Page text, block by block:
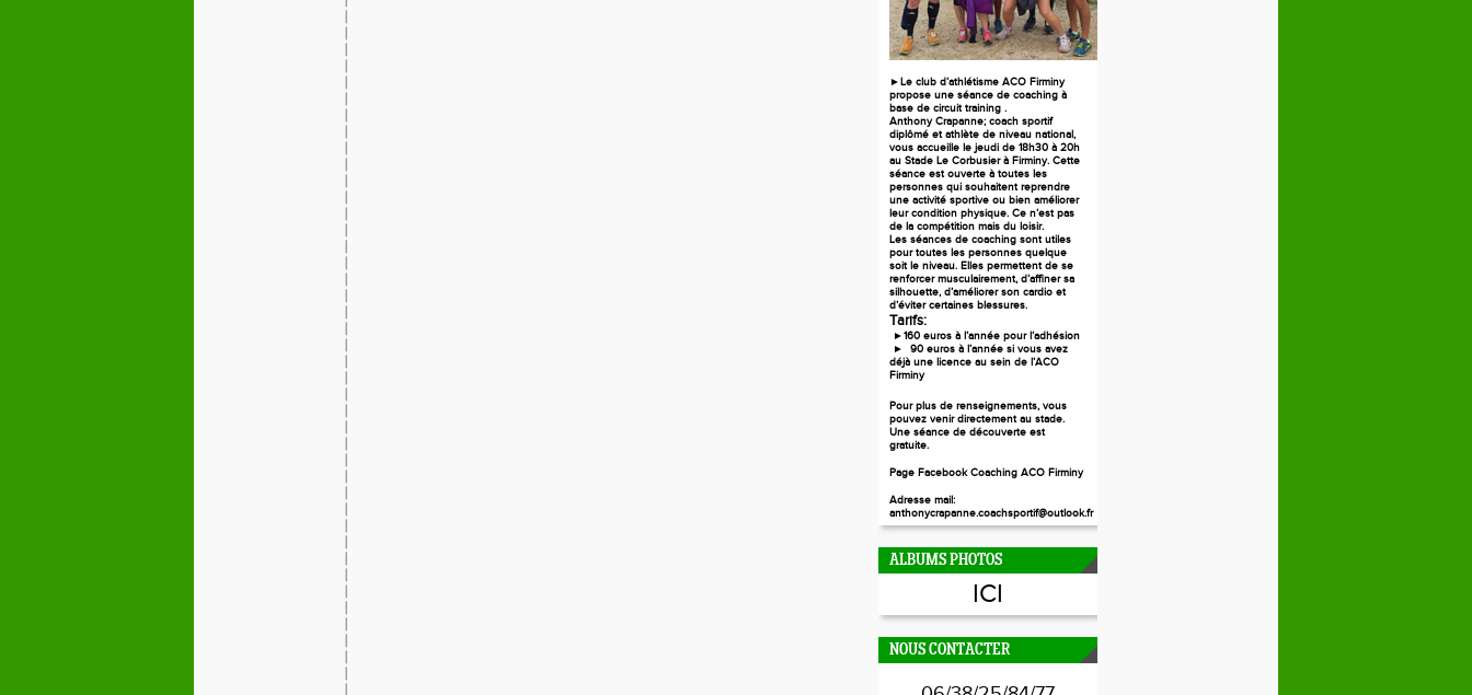
►Le club d’athlétisme ACO Firminy
propose une séance de coaching à
base de circuit training .
Anthony Crapanne; coach sportif
diplômé et athlète de niveau national,
vous accueille le jeudi de 18h30 à 20h
au Stade Le Corbusier à Firminy. Cette
séance est ouverte à toutes les
personnes qui souhaitent reprendre
une activité sportive ou bien améliorer
leur condition physique. Ce n’est pas
de la compétition mais du loisir.
Les séances de coaching sont utiles
pour toutes les personnes quelque
soit le niveau. Elles permettent de se
renforcer musculairement, d’affiner sa
silhouette, d’améliorer son cardio et
d’éviter certaines blessures.
Tarifs:
►160 euros à l’année pour l’adhésion
► 90 euros à l’année si vous avez
déjà une licence au sein de l’ACO
Firminy
Pour plus de renseignements, vous
pouvez venir directement au stade.
Une séance de découverte est
gratuite.
Page Facebook Coaching ACO Firminy
Adresse mail:
anthonycrapanne.coachsportif@outlook.fr
ALBUMS PHOTOS
ICI
NOUS CONTACTER